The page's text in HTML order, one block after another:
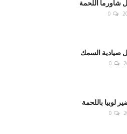
شاورما اللحمة
0
صيادية السمك
0
لوبيا باللحمة
0